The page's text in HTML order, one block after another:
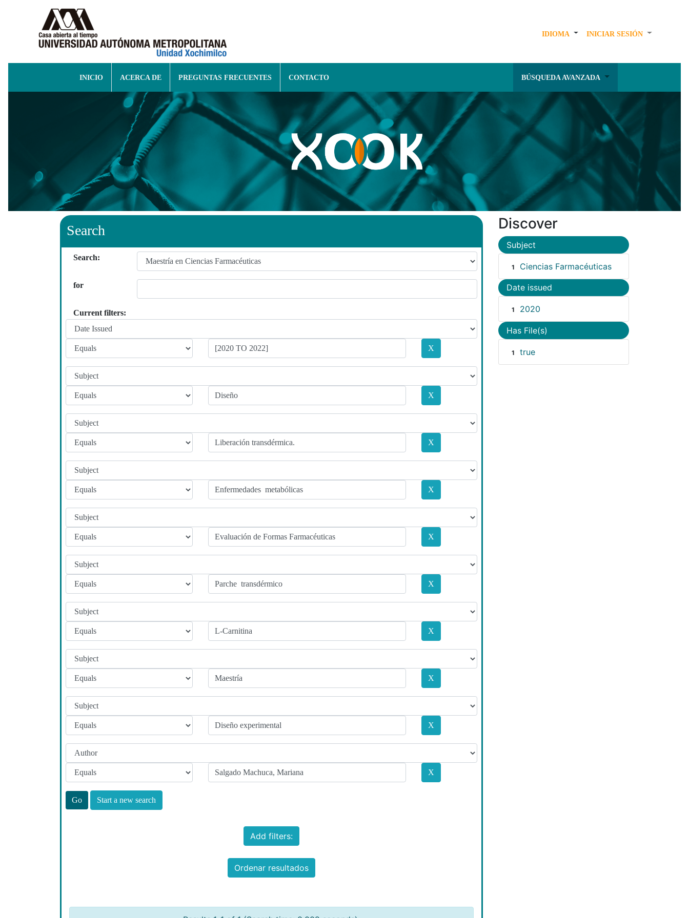
IDIOMA INICIAR SESIÓN
INICIO ACERCA DE PREGUNTAS FRECUENTES CONTACTO BÚSQUEDA AVANZADA
Search
Search:
for
Current filters:
Start a new search
Add filters:
Ordenar resultados
Discover
Subject
1 Ciencias Farmacéuticas
Date issued
1 2020
Has File(s)
1 true